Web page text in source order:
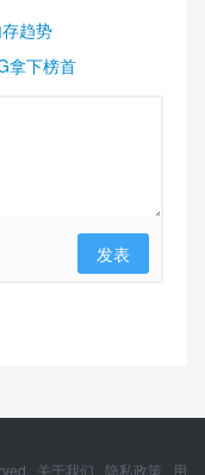
趋势
拿下榜首
发表
关于我们 隐私政策 用